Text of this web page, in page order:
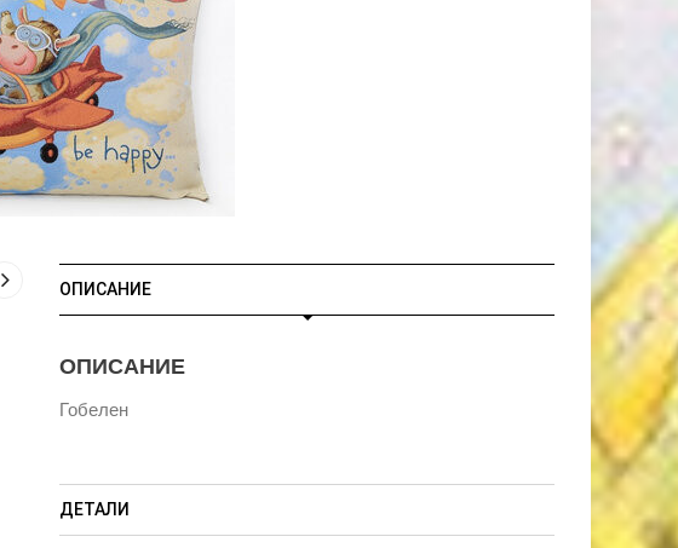
ОПИСАНИЕ
ОПИСАНИЕ
Гобелен
ДЕТАЛИ